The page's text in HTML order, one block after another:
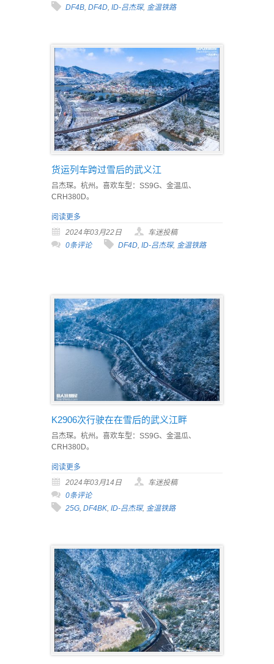
DF4B, DF4D, ID-吕杰琛, 金温铁路
货运列车跨过雪后的武义江
吕杰琛。杭州。喜欢车型：SS9G、金温瓜、
CRH380D。
阅读更多
2024年03月22日
车迷投稿
0条评论
DF4D ID-吕杰琛, 金温铁路
K2906次行驶在在雪后的武义江畔
吕杰琛。杭州。喜欢车型：SS9G、金温瓜、
CRH380D。
阅读更多
2024年03月14日
车迷投稿
0条评论
25G, DF4BK, ID-吕杰琛, 金温铁路